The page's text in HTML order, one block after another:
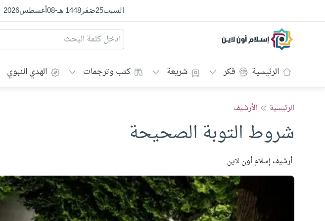
السبت25صَفَر1448 هـ -
08أغسطس2026
إسلام أون لاين
الرئيسية فكر شريعة كتب وترجمات الهدي النبوي
الرئيسية الأرشيف
شروط التوبة الصحيحة
أرشيف إسلام أون لاين